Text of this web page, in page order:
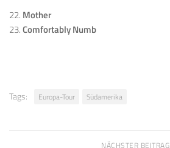
22. Mother
23.Comfortably Numb
Tags: Europa-Tour Südamerika
NÄCHSTER BEITRAG